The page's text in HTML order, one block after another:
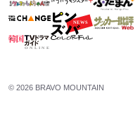
© 2026 BRAVO MOUNTAIN